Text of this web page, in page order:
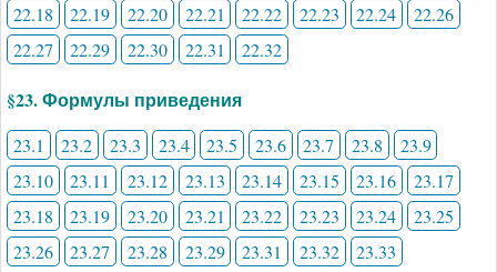
22.18
22.19 22.20 22.21 22.22 22.23 22.24
22.26
22.27
22.29 22.30 22.31 22.32
§23. Формулы приведения
23.1 23.2 23.3 23.4 23.5 23.6 23.7 23.8
23.9
23.10
23.11 23.12 23.13 23.14 23.15 23.16
23.17
23.18
23.19 23.20 23.21 23.22 23.23 23.24
23.25
23.26
23.27 23.28 23.29 23.31 23.32 23.33